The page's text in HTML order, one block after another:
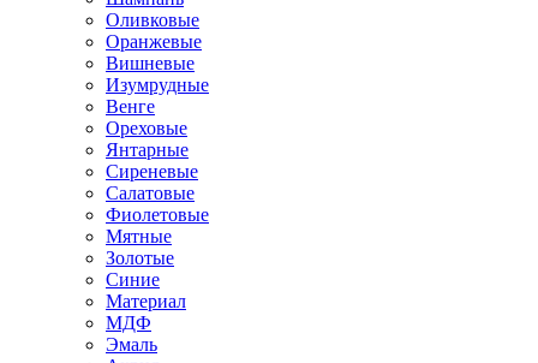
Оливковые
Оранжевые
Вишневые
Изумрудные
Венге
Ореховые
Янтарные
Сиреневые
Салатовые
Фиолетовые
Мятные
Золотые
Синие
Материал
МДФ
Эмаль